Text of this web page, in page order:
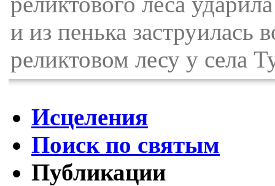
и из пенька заструилась
реликтовом лесу у села
Исцеления
Поиск по святым
Публикации